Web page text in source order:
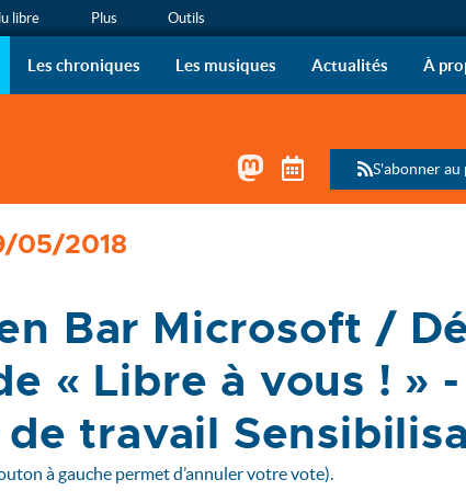
!
de radio de l’April sur
Les chroniques Les musiques Actualités À
Mastodon
Télécharger
S'abonner au
05/2018
Bar Microsoft /
« Libre à vous ! »
travail
à gauche permet d’annuler votre vote).
libre Plus Outils